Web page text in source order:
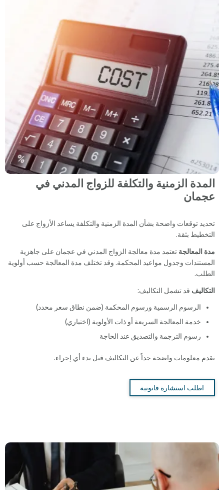
المدة الزمنية والتكلفة للزواج المدني في
عجمان
تحديد توقعات واضحة بشأن المدة الزمنية والتكلفة يساعد الأزواج على
التخطيط بثقة.
مدة المعالجة تعتمد مدة معالجة الزواج المدني في عجمان على جاهزية
المستندات وجدول مواعيد المحكمة. وقد تختلف مدة المعالجة حسب أولوية
الطلب.
التكاليف قد تشمل التكاليف:
الرسوم الرسمية ورسوم المحكمة (ضمن نطاق سعر محدد)
خدمة المعالجة السريعة أو ذات الأولوية (اختياري)
رسوم الترجمة والتصديق عند الحاجة
نقدم معلومات واضحة جداً عن التكاليف قبل بدء أي إجراء.
اطلب استشارة قانونية